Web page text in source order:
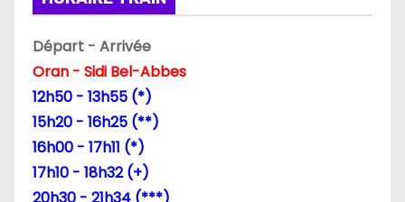
Départ - Arrivée
Oran - Sidi Bel-Abbes
12h50 - 13h55 (*)
15h20 - 16h25 (**)
16h00 - 17h11 (*)
17h10 - 18h32 (+)